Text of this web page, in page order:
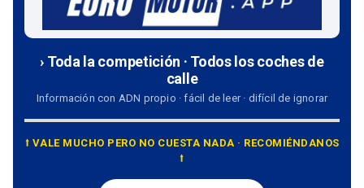
› Toda la competición · Todos los coches de
calle
Información con ADN propio · fácil de leer · difícil de ignorar
⭡ VALE MUCHO PERO NO CUESTA NADA · RECOMIÉNDANOS
⭡